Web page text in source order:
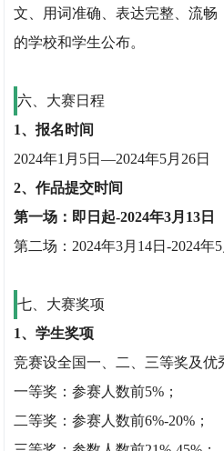
文、用词准确、表达完整、流畅
的学校和学生公布。
六、大赛日程
1、报名时间
2024年1月5日—2024年5月26日
2、作品提交时间
第一场：即日起-2024年3月13日
第二场：2024年3月14日-2024年5
七、大赛奖项
1、学生奖项
竞赛设全国一、二、三等奖及优
一等奖：参赛人数前5%；
二等奖：参赛人数前6%-20%；